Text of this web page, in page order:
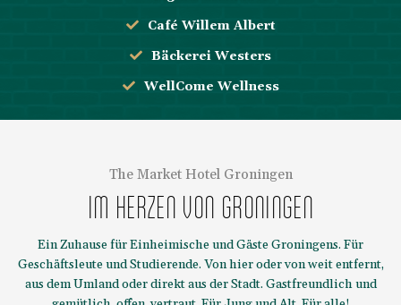
Café Willem Albert
Bäckerei Westers
WellCome Wellness
The Market Hotel Groningen
IM HERZEN VON GRONINGEN
Ein Zuhause für Einheimische und Gäste Groningens. Für
Geschäftsleute und Studierende. Von hier oder von weit entfernt,
aus dem Umland oder direkt aus der Stadt. Gastfreundlich und